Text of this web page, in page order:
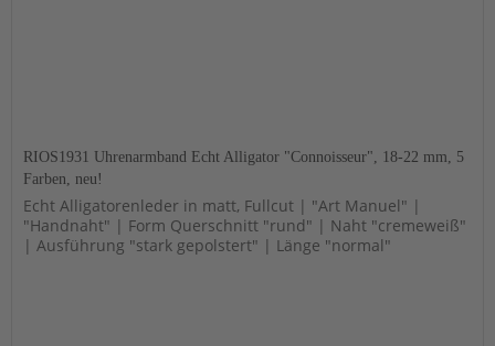
RIOS1931 Uhrenarmband Echt Alligator "Connoisseur", 18-22 mm, 5
Farben, neu!
Echt Alligatorenleder in matt, Fullcut | "Art Manuel" |
"Handnaht" | Form Querschnitt "rund" | Naht "cremeweiß"
| Ausführung "stark gepolstert" | Länge "normal"